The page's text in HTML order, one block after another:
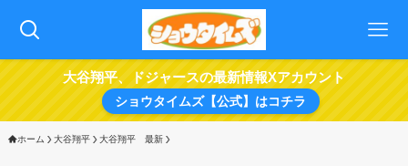
大谷翔平、ドジャースの最新情報Xアカウント
ショウタイムズ【公式】はコチラ
ホーム 大谷翔平 大谷翔平 最新